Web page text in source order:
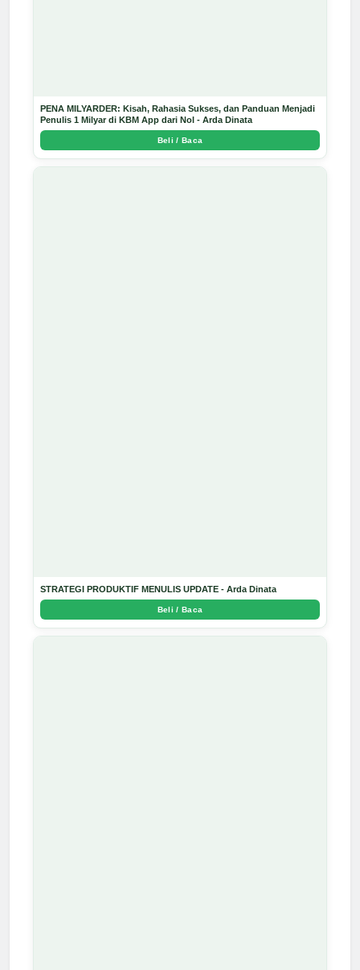
PENA MILYARDER: Kisah, Rahasia Sukses, dan Panduan Menjadi
Penulis 1 Milyar di KBM App dari Nol - Arda Dinata
Beli / Baca
STRATEGI PRODUKTIF MENULIS UPDATE - Arda Dinata
Beli / Baca